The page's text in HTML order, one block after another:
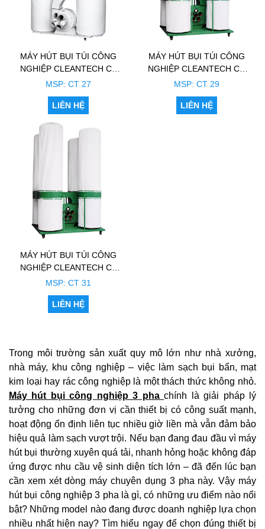
MÁY HÚT BỤI TÚI CÔNG
NGHIỆP CLEANTECH CT
27 (2 TÚI)
MSP: CT 27
LIÊN HỆ
MÁY HÚT BỤI TÚI CÔNG
NGHIỆP CLEANTECH CT
29 (4 TÚI)
MSP: CT 29
LIÊN HỆ
MÁY HÚT BỤI TÚI CÔNG
NGHIỆP CLEANTECH CT
31 (4 TÚI)
MSP: CT 31
LIÊN HỆ
Trong môi trường sản xuất quy mô lớn như nhà xưởng,
nhà máy, khu công nghiệp – việc làm sạch bụi bẩn, mạt
kim loại hay rác công nghiệp là một thách thức không nhỏ.
Máy hút bụi công nghiệp 3 phachính là giải pháp lý
tưởng cho những đơn vị cần thiết bị có công suất mạnh,
hoạt động ổn định liên tục nhiều giờ liền mà vẫn đảm bảo
hiệu quả làm sạch vượt trội. Nếu bạn đang đau đầu vì máy
hút bụi thường xuyên quá tải, nhanh hỏng hoặc không đáp
ứng được nhu cầu vệ sinh diện tích lớn – đã đến lúc bạn
cần xem xét dòng máy chuyên dụng 3 pha này. Vậy máy
hút bụi công nghiệp 3 pha là gì, có những ưu điểm nào nổi
bật? Những model nào đang được doanh nghiệp lựa chọn
nhiều nhất hiện nay? Tìm hiểu ngay để chọn đúng thiết bị